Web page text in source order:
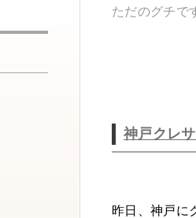
ただのグチで
神戸クレ
昨日、神戸に